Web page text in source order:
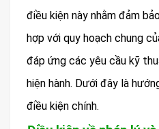
điều kiện này nhằm đảm
hợp với quy hoạch chung
đáp ứng các yêu cầu kỹ
hiện hành. Dưới đây là
điều kiện chính.